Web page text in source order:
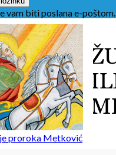
vam biti poslana e-poštom.
proroka Metković